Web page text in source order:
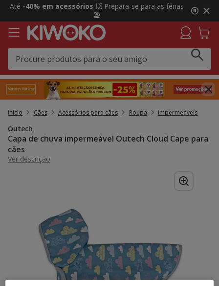
2
3,
mensagem,
Até -40% em acessórios 💥 Prepara-se para as férias
🏖️
Início Cães Acessórios para cães Roupa Impermeáveis
Outech
Capa de chuva impermeável Outech Cloud Cape para
cães
Ver descrição